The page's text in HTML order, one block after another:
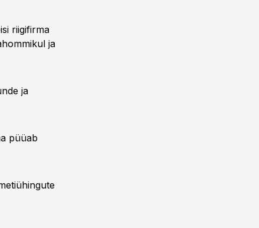
riigifirma
ja
ja
püüab